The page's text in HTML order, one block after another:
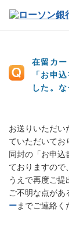
在留カー
「お申
した。な
お送りいただい
ていただいてお
同封の「お申込
ておりますので
うえで再度ご提
ご不明な点があ
ーまでご連絡く